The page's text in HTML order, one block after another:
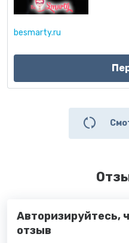
besmarty.ru
Авторизируйтесь,
отзыв